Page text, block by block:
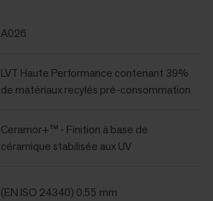
A026
LVT Haute Performance contenant 39%
de matériaux recylés pré-consommation
Ceramor+™ - Finition à base de
céramique stabilisée aux UV
(EN ISO 24340) 0.55 mm